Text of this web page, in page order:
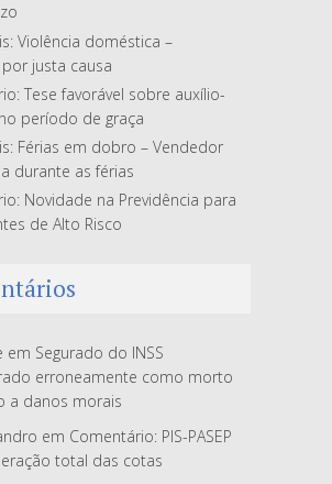
Violência doméstica –
justa causa
Tese favorável sobre auxílio-
período de graça
Férias em dobro – Vendedor
durante as férias
Novidade na Previdência para
de Alto Risco
em Segurado do INSS
erroneamente como morto
a danos morais
em Comentário: PIS-PASEP
total das cotas